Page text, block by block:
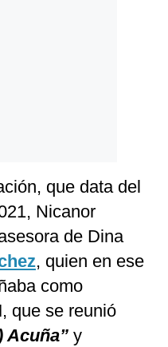
que data del
Nicanor
de Dina
, quien en ese
como
que se reunió
Acuña” y